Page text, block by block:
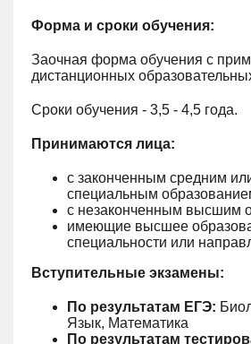
Форма и сроки обучения:
Заочная форма обучения с
дистанционных
Сроки обучения - 3,5 - 4,5 года.
Принимаются лица:
с законченным средним
специальным
с незаконченным высшим
имеющие высшее
специальности или
Вступительные экзамены:
По результатам ЕГЭ:
Язык, Математика
По результатам